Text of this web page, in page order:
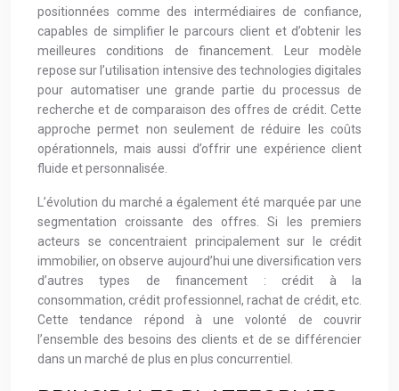
positionnées comme des intermédiaires de confiance,
capables de simplifier le parcours client et d’obtenir les
meilleures conditions de financement. Leur modèle
repose sur l’utilisation intensive des technologies digitales
pour automatiser une grande partie du processus de
recherche et de comparaison des offres de crédit. Cette
approche permet non seulement de réduire les coûts
opérationnels, mais aussi d’offrir une expérience client
fluide et personnalisée.
L’évolution du marché a également été marquée par une
segmentation croissante des offres. Si les premiers
acteurs se concentraient principalement sur le crédit
immobilier, on observe aujourd’hui une diversification vers
d’autres types de financement : crédit à la
consommation, crédit professionnel, rachat de crédit, etc.
Cette tendance répond à une volonté de couvrir
l’ensemble des besoins des clients et de se différencier
dans un marché de plus en plus concurrentiel.